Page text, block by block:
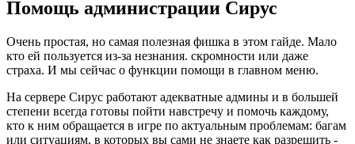
Помощь администрации Сирус
Очень простая, но самая полезная фишка в этом гайде. Мало
кто ей пользуется из-за незнания. скромности или даже
страха. И мы сейчас о функции помощи в главном меню.
На сервере Сирус работают адекватные админы и в большей
степени всегда готовы пойти навстречу и помочь каждому,
кто к ним обращается в игре по актуальным проблемам: багам
или ситуациям, в которых вы сами не знаете как разрешить -